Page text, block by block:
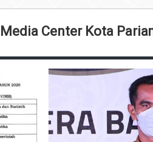
Center Kota